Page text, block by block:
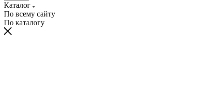
Каталог
По всему сайту
По каталогу